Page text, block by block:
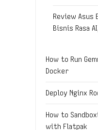
Review Asus
Bisnis Rasa
How to Run
Docker
Deploy Nginx
How to
with Flatpak